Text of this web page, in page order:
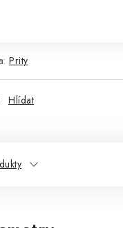
Prity
Hlídat